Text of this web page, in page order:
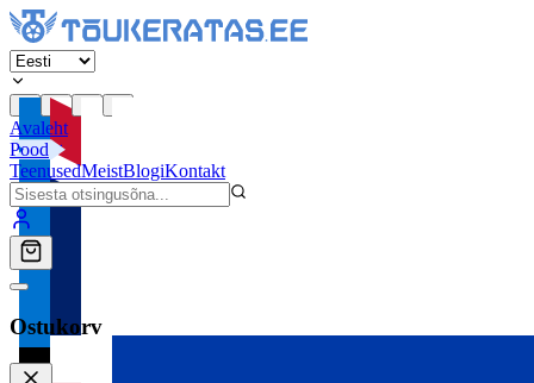
Avaleht
Pood
TeenusedMeistBlogiKontakt
Ostukorv